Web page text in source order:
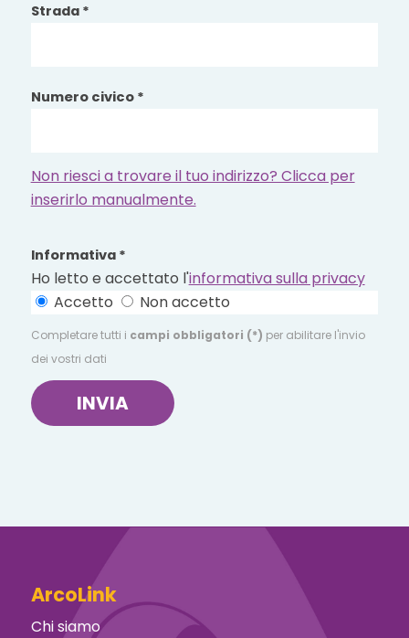
Strada *
Numero civico *
Non riesci a trovare il tuo indirizzo? Clicca per
inserirlo manualmente.
Informativa *
Ho letto e accettato l'informativa sulla privacy
Accetto
Non accetto
Completare tutti i campi obbligatori (*) per abilitare l'invio
dei vostri dati
INVIA
ArcoLink
Chi siamo